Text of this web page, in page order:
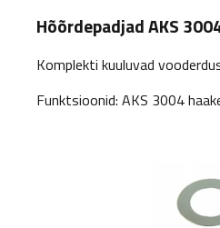
Hõõrdepadjad AKS
Komplekti kuuluvad
Funktsioonid: AKS 3004